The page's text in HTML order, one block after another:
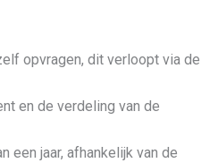
opvragen, dit verloopt via de
en de verdeling van de
een jaar, afhankelijk van de